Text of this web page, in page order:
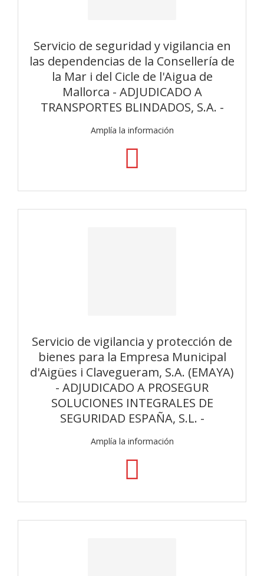
Servicio de seguridad y vigilancia en
las dependencias de la Consellería de
la Mar i del Cicle de l'Aigua de
Mallorca - ADJUDICADO A
TRANSPORTES BLINDADOS, S.A. -
Amplía la información
Servicio de vigilancia y protección de
bienes para la Empresa Municipal
d'Aigües i Clavegueram, S.A. (EMAYA)
- ADJUDICADO A PROSEGUR
SOLUCIONES INTEGRALES DE
SEGURIDAD ESPAÑA, S.L. -
Amplía la información